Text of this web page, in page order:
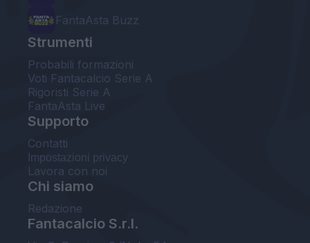
FantaAsta Buzz
Strumenti
Probabili formazioni
Voti Fantacalcio Serie A
Rigoristi Serie A
FantaAsta Live
Supporto
Contatti
Impostazioni privacy
Lavora con noi
Chi siamo
Redazione
Fantacalcio S.r.l.